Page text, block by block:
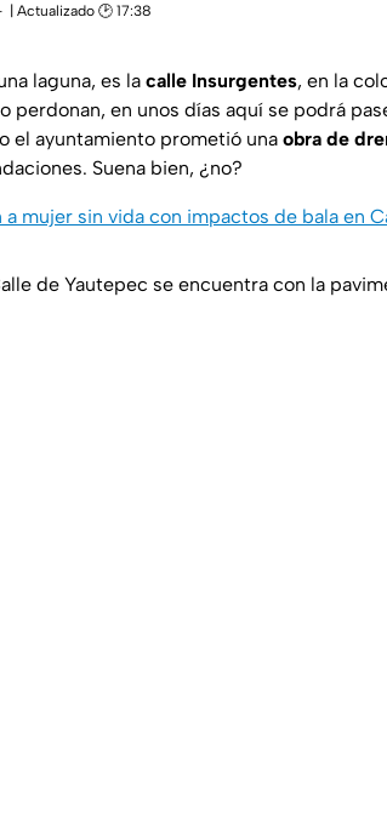
| Actualizado 🕑 17:38
laguna, es la calle Insurgentes, en la
perdonan, en unos días aquí se podrá
el ayuntamiento prometió una obra de
Suena bien, ¿no?
a mujer sin vida con impactos de bala en
de Yautepec se encuentra con la